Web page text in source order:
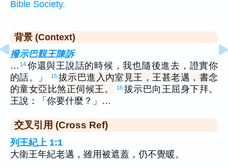
Bible Society.
背景 (Context)
撥示巴覲王陳訴
… 14 你還與王說話的時候，我也隨後進去，證實你
的話。」
15 拔示巴進入內室見王，王甚老邁，書念
的童女亞比煞正伺候王。
16 拔示巴向王屈身下拜。
王說：「你要什麼？」…
交叉引用 (Cross Ref)
列王紀上 1:1
大衛王年紀老邁，雖用被遮蓋，仍不覺暖。